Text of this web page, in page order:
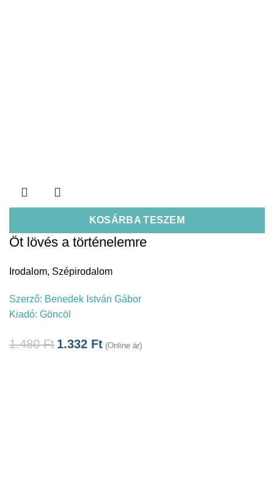
KOSÁRBA TESZEM
Öt lövés a történelemre
Irodalom, Szépirodalom
Szerző: Benedek István Gábor
Kiadó: Göncöl
1.480Ft 1.332 Ft (Online ár)